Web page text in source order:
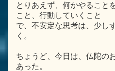
とりあえず、何かやること
こと、行動していくこと
で、不安定な思考は、少し
く。
ちょうど、今日は、仏陀の
あった。